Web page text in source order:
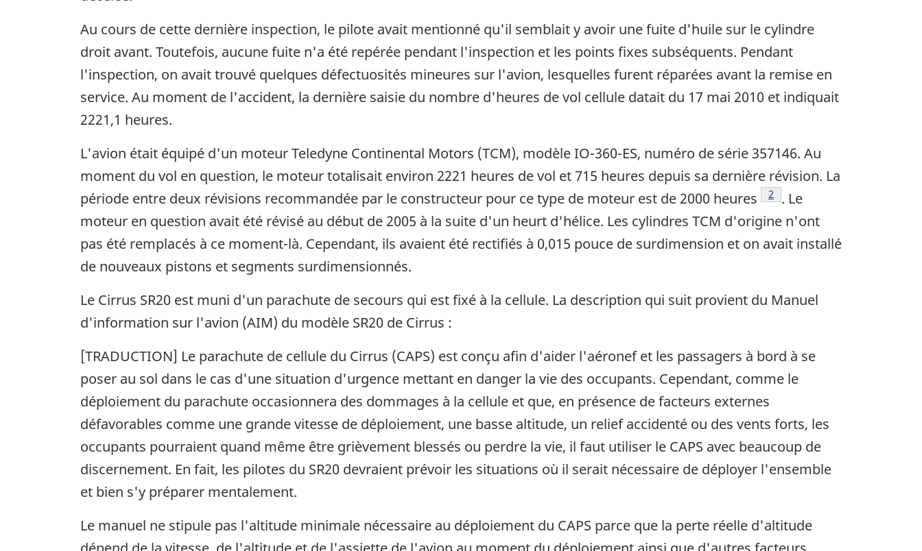
Au cours de cette dernière inspection, le pilote avait mentionné qu'il semblait y avoir une fuite d'huile sur le cylindre
droit avant. Toutefois, aucune fuite n'a été repérée pendant l'inspection et les points fixes subséquents. Pendant
l'inspection, on avait trouvé quelques défectuosités mineures sur l'avion, lesquelles furent réparées avant la remise en
service. Au moment de l'accident, la dernière saisie du nombre d'heures de vol cellule datait du 17 mai 2010 et indiquait
2221,1 heures.
L'avion était équipé d'un moteur Teledyne Continental Motors (TCM), modèle IO-360-ES, numéro de série 357146. Au
moment du vol en question, le moteur totalisait environ 2221 heures de vol et 715 heures depuis sa dernière révision. La
période entre deux révisions recommandée par le constructeur pour ce type de moteur est de 2000 heures
Footnote
2 . Le
moteur en question avait été révisé au début de 2005 à la suite d'un heurt d'hélice. Les cylindres TCM d'origine n'ont
pas été remplacés à ce moment-là. Cependant, ils avaient été rectifiés à 0,015 pouce de surdimension et on avait installé
de nouveaux pistons et segments surdimensionnés.
Le Cirrus SR20 est muni d'un parachute de secours qui est fixé à la cellule. La description qui suit provient du Manuel
d'information sur l'avion (AIM) du modèle SR20 de Cirrus :
[TRADUCTION] Le parachute de cellule du Cirrus (CAPS) est conçu afin d'aider l'aéronef et les passagers à bord à se
poser au sol dans le cas d'une situation d'urgence mettant en danger la vie des occupants. Cependant, comme le
déploiement du parachute occasionnera des dommages à la cellule et que, en présence de facteurs externes
défavorables comme une grande vitesse de déploiement, une basse altitude, un relief accidenté ou des vents forts, les
occupants pourraient quand même être grièvement blessés ou perdre la vie, il faut utiliser le CAPS avec beaucoup de
discernement. En fait, les pilotes du SR20 devraient prévoir les situations où il serait nécessaire de déployer l'ensemble
et bien s'y préparer mentalement.
Le manuel ne stipule pas l'altitude minimale nécessaire au déploiement du CAPS parce que la perte réelle d'altitude